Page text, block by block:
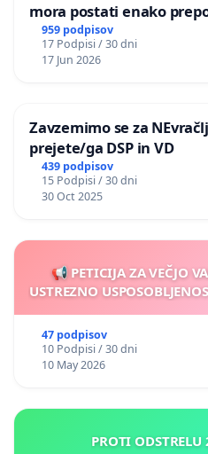
mora postati enako
nasilje
959 podpisov
17 Podpisi / 30 dni
17 Jun 2026
Zavzemimo se za
prejete/ga DSP in VD
439 podpisov
15 Podpisi / 30 dni
30 Oct 2025
📢 PETICIJA ZA VEČJO
USTREZNO
47 podpisov
10 Podpisi / 30 dni
10 May 2026
PROTI